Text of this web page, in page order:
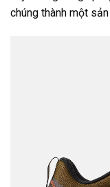
chúng thành một